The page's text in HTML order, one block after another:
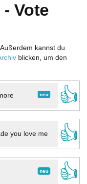
Vote
kannst du
blicken, um den
neu
👍
you love me
👍
neu
👍